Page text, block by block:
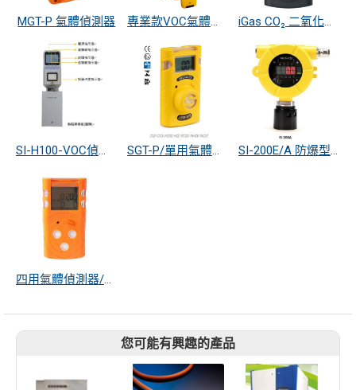
MGT-P 氣體偵測器 專業款VOC氣體偵測器 iGas CO₂ 二氧化碳偵測器
SI-H100-VOC偵測器 SGT-P/單用氣體偵測器 SI-200E/A 防爆型氣體偵測器
四用氣體偵測器/四合一氣體偵測器
您可能有興趣的產品